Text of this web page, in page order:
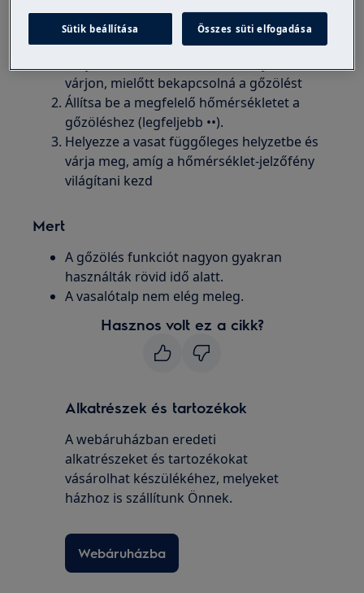
Megoldás
várjon, mielőtt bekapcsolná a gőzölést
Állítsa be a megfelelő hőmérsékletet a
gőzöléshez (legfeljebb ••).
Helyezze a vasat függőleges helyzetbe és
várja meg, amíg a hőmérséklet-jelzőfény
világítani kezd
Mert
A gőzölés funkciót nagyon gyakran
használták rövid idő alatt.
A vasalótalp nem elég meleg.
Hasznos volt ez a cikk?
Alkatrészek és tartozékok
A webáruházban eredeti
alkatrészeket és tartozékokat
vásárolhat készülékéhez, melyeket
házhoz is szállítunk Önnek.
Webáruházba
Sütik beállítása Összes süti elfogadása